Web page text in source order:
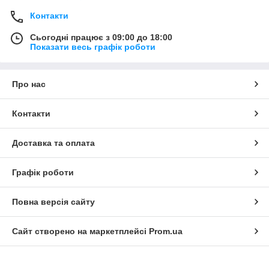
Контакти
Сьогодні працює з 09:00 до 18:00
Показати весь графік роботи
Про нас
Контакти
Доставка та оплата
Графік роботи
Повна версія сайту
Сайт створено на маркетплейсі Prom.ua